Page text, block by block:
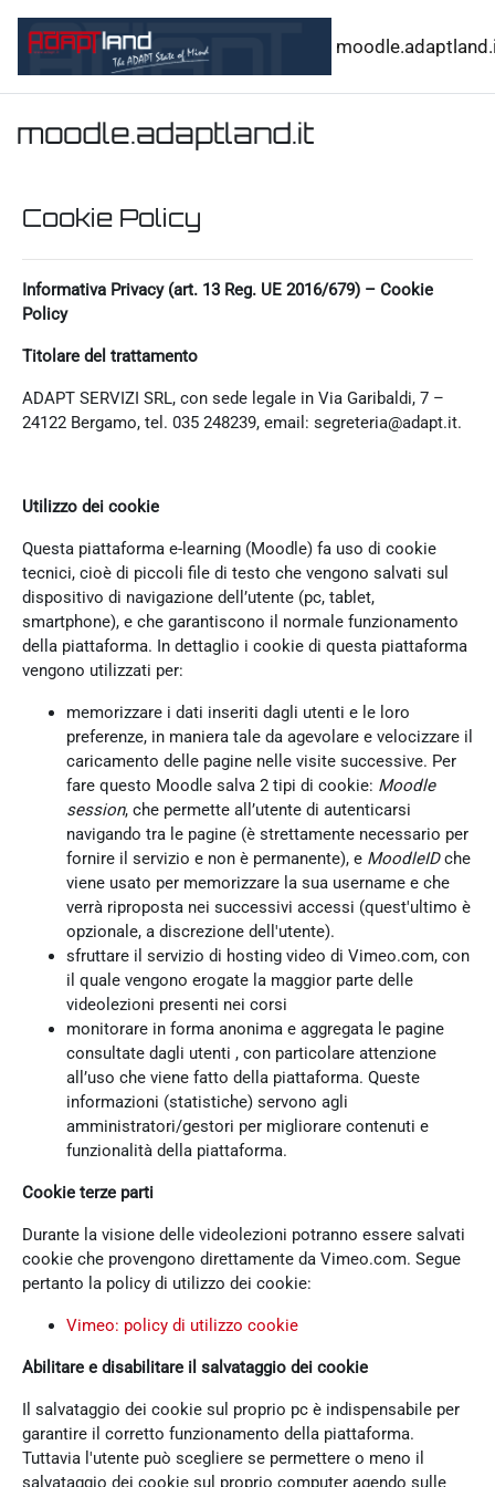
moodle.adaptland.it
Cookie Policy
Informativa Privacy (art. 13 Reg. UE 2016/679) – Cookie
Policy
Titolare del trattamento
ADAPT SERVIZI SRL, con sede legale in Via Garibaldi, 7 –
24122 Bergamo, tel. 035 248239, email: segreteria@adapt.it.
Utilizzo dei cookie
Questa piattaforma e-learning (Moodle) fa uso di cookie
tecnici, cioè di piccoli file di testo che vengono salvati sul
dispositivo di navigazione dell’utente (pc, tablet,
smartphone), e che garantiscono il normale funzionamento
della piattaforma. In dettaglio i cookie di questa piattaforma
vengono utilizzati per:
memorizzare i dati inseriti dagli utenti e le loro
preferenze, in maniera tale da agevolare e velocizzare il
caricamento delle pagine nelle visite successive. Per
fare questo Moodle salva 2 tipi di cookie: Moodle
session, che permette all’utente di autenticarsi
navigando tra le pagine (è strettamente necessario per
fornire il servizio e non è permanente), e MoodleIDche
viene usato per memorizzare la sua username e che
verrà riproposta nei successivi accessi (quest'ultimo è
opzionale, a discrezione dell'utente).
sfruttare il servizio di hosting video di Vimeo.com, con
il quale vengono erogate la maggior parte delle
videolezioni presenti nei corsi
monitorare in forma anonima e aggregata le pagine
consultate dagli utenti , con particolare attenzione
all’uso che viene fatto della piattaforma. Queste
informazioni (statistiche) servono agli
amministratori/gestori per migliorare contenuti e
funzionalità della piattaforma.
Cookie terze parti
Durante la visione delle videolezioni potranno essere salvati
cookie che provengono direttamente da Vimeo.com. Segue
pertanto la policy di utilizzo dei cookie:
Vimeo: policy di utilizzo cookie
Abilitare e disabilitare il salvataggio dei cookie
Il salvataggio dei cookie sul proprio pc è indispensabile per
garantire il corretto funzionamento della piattaforma.
Tuttavia l'utente può scegliere se permettere o meno il
salvataggio dei cookie sul proprio computer agendo sulle